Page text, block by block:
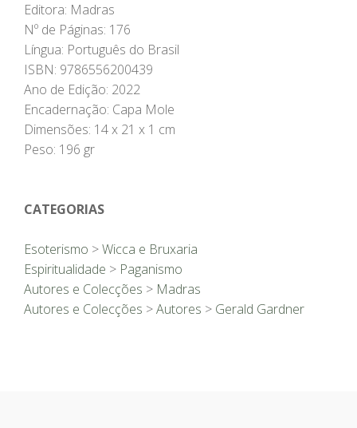
Editora: Madras
Nº de Páginas: 176
Língua: Português do Brasil
ISBN: 9786556200439
Ano de Edição: 2022
Encadernação: Capa Mole
Dimensões: 14 x 21 x 1 cm
Peso: 196 gr
CATEGORIAS
Esoterismo >Wicca e Bruxaria
Espiritualidade > Paganismo
Autores e Colecções > Madras
Autores e Colecções >Autores > Gerald Gardner